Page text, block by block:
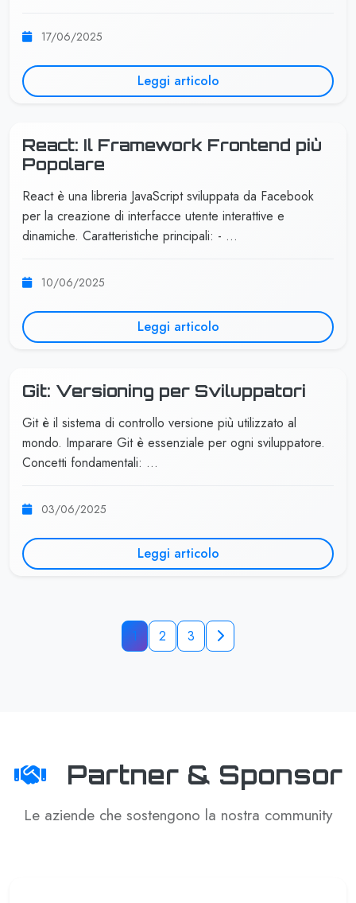
17/06/2025
Leggi articolo
React: Il Framework Frontend più
Popolare
React è una libreria JavaScript sviluppata da Facebook
per la creazione di interfacce utente interattive e
dinamiche. Caratteristiche principali: - …
10/06/2025
Leggi articolo
Git: Versioning per Sviluppatori
Git è il sistema di controllo versione più utilizzato al
mondo. Imparare Git è essenziale per ogni sviluppatore.
Concetti fondamentali: …
03/06/2025
Leggi articolo
1 2 3
Partner & Sponsor
Le aziende che sostengono la nostra community